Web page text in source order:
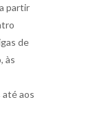
partir
de
às
até aos